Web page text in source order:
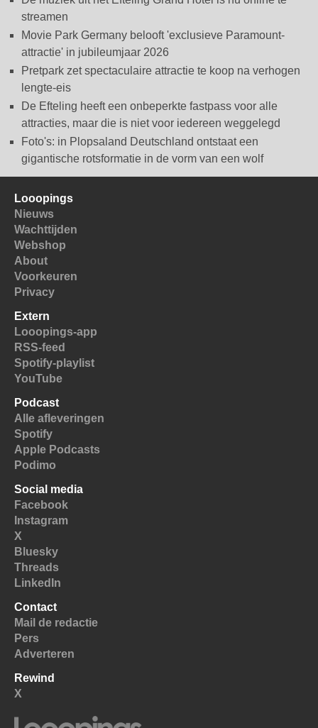
streamen
Movie Park Germany belooft 'exclusieve Paramount-
attractie' in jubileumjaar 2026
Pretpark zet spectaculaire attractie te koop na verhogen
lengte-eis
De Efteling heeft een onbeperkte fastpass voor alle
attracties, maar die is niet voor iedereen weggelegd
Foto's: in Plopsaland Deutschland ontstaat een
gigantische rotsformatie in de vorm van een wolf
Looopings
Nieuws
Wachttijden
Webshop
About
Voorkeuren
Privacy
Extern
Looopings-app
RSS-feed
Spotify-playlist
YouTube
Podcast
Alle afleveringen
Spotify
Apple Podcasts
Podimo
Social media
Facebook
Instagram
X
Bluesky
Threads
LinkedIn
Contact
Mail de redactie
Pers
Adverteren
Rewind
X